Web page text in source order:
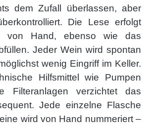
dem Zufall überlassen, aber
Die Lese erfolgt
von Hand, ebenso wie das
Jeder Wein wird spontan
wenig Eingriff im Keller.
Hilfsmittel wie Pumpen
Filteranlagen verzichtet das
Jede einzelne Flasche
wird von Hand nummeriert –